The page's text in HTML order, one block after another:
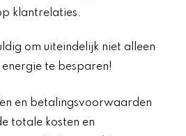
klantrelaties.
om uiteindelijk niet alleen
te besparen!
en betalingsvoorwaarden
totale kosten en